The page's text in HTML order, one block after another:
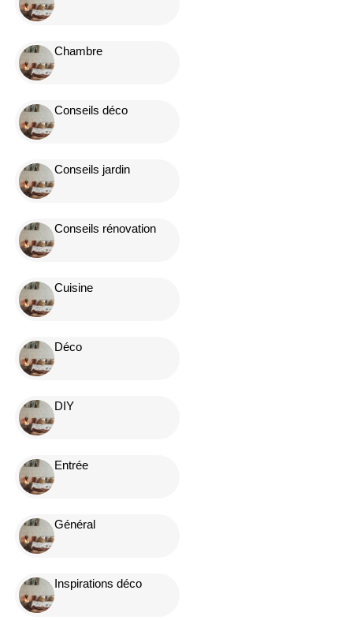
Chambre
Conseils déco
Conseils jardin
Conseils rénovation
Cuisine
Déco
DIY
Entrée
Général
Inspirations déco